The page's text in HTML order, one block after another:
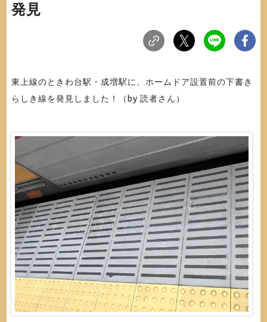
発見
東上線のときわ台駅・成増駅に、ホームドア設置前の下書き
らしき線を発見しました！（by 読者さん）